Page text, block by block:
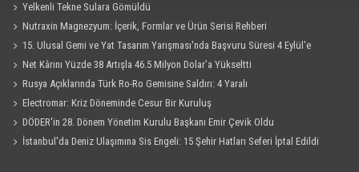
Yelkenli Tekne Sulara Gömüldü
Nutraxin Magnezyum: İçerik, Formlar ve Ürün Serisi Rehberi
15. Ulusal Gemi ve Yat Tasarım Yarışması'nda Başvuru Süresi 4 Eylül'e
UzatıldıNet Kârını Yüzde 38 Artışla 46.5 Milyon Dolar’a Yükseltti
Rusya Açıklarında Türk Ro-Ro Gemisine Saldırı: 4 Yaralı
Electromar: Kriz Döneminde Cesur Bir Kuruluş
DÖDER'in 28. Dönem Yönetim Kurulu Başkanı Emir Çevik Oldu
İstanbul'da Deniz Ulaşımına Sis Engeli: 15 Şehir Hatları Seferi İptal Edildi